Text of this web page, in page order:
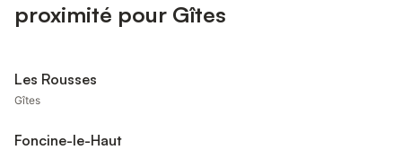
proximité pour Gîtes
Les Rousses
Gîtes
Foncine-le-Haut